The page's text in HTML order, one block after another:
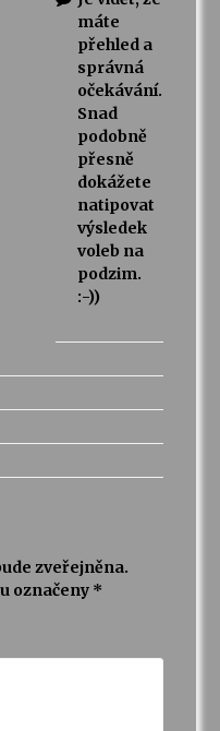
máte
přehled a
správná
očekávání.
Snad
podobně
přesně
dokážete
natipovat
výsledek
voleb na
podzim.
:-))
zveřejněna.
označeny *